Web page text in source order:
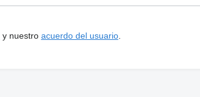
y nuestro acuerdo del usuario.